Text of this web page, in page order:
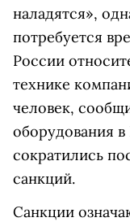
наладятся»,
потребуется
России
технике
человек,
оборудования
сократились
санкций.
Санкции